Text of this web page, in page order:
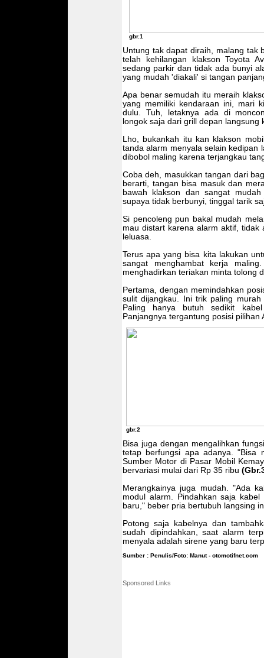
gbr.1
Untung tak dapat diraih, malang tak
telah kehilangan klakson Toyota
sedang parkir dan tidak ada bunyi
yang mudah 'diakali' si tangan
Apa benar semudah itu meraih
yang memiliki kendaraan ini, mari
dulu. Tuh, letaknya ada di
longok saja dari grill depan langsung
Lho, bukankah itu kan klakson
tanda alarm menyala selain kedipan
dibobol maling karena terjangkau
Coba deh, masukkan tangan dari
berarti, tangan bisa masuk dan
bawah klakson dan sangat
supaya tidak berbunyi, tinggal tarik
Si pencoleng pun bakal mudah
mau distart karena alarm aktif, tidak
leluasa.
Terus apa yang bisa kita lakukan
sangat menghambat kerja
menghadirkan teriakan minta tolong
Pertama, dengan memindahkan
sulit dijangkau. Ini trik paling
Paling hanya butuh sedikit
Panjangnya tergantung posisi pilihan
gbr.2
Bisa juga dengan mengalihkan
tetap berfungsi apa adanya. "Bisa
Sumber Motor di Pasar Mobil
bervariasi mulai dari Rp 35 ribu
Merangkainya juga mudah. "Ada
modul alarm. Pindahkan saja
baru," beber pria bertubuh langsing
Potong saja kabelnya dan
sudah dipindahkan, saat alarm
menyala adalah sirene yang baru
Sumber : Penulis/Foto: Manut - otomotifnet.com
Sponsored Links